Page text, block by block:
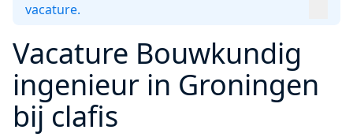
vacature.
Vacature Bouwkundig
ingenieur in Groningen
bij clafis